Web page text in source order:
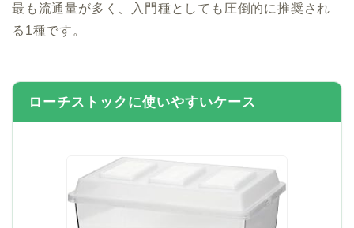
最も流通量が多く、入門種としても圧倒的に推奨され
る1種です。
ローチストックに使いやすいケース